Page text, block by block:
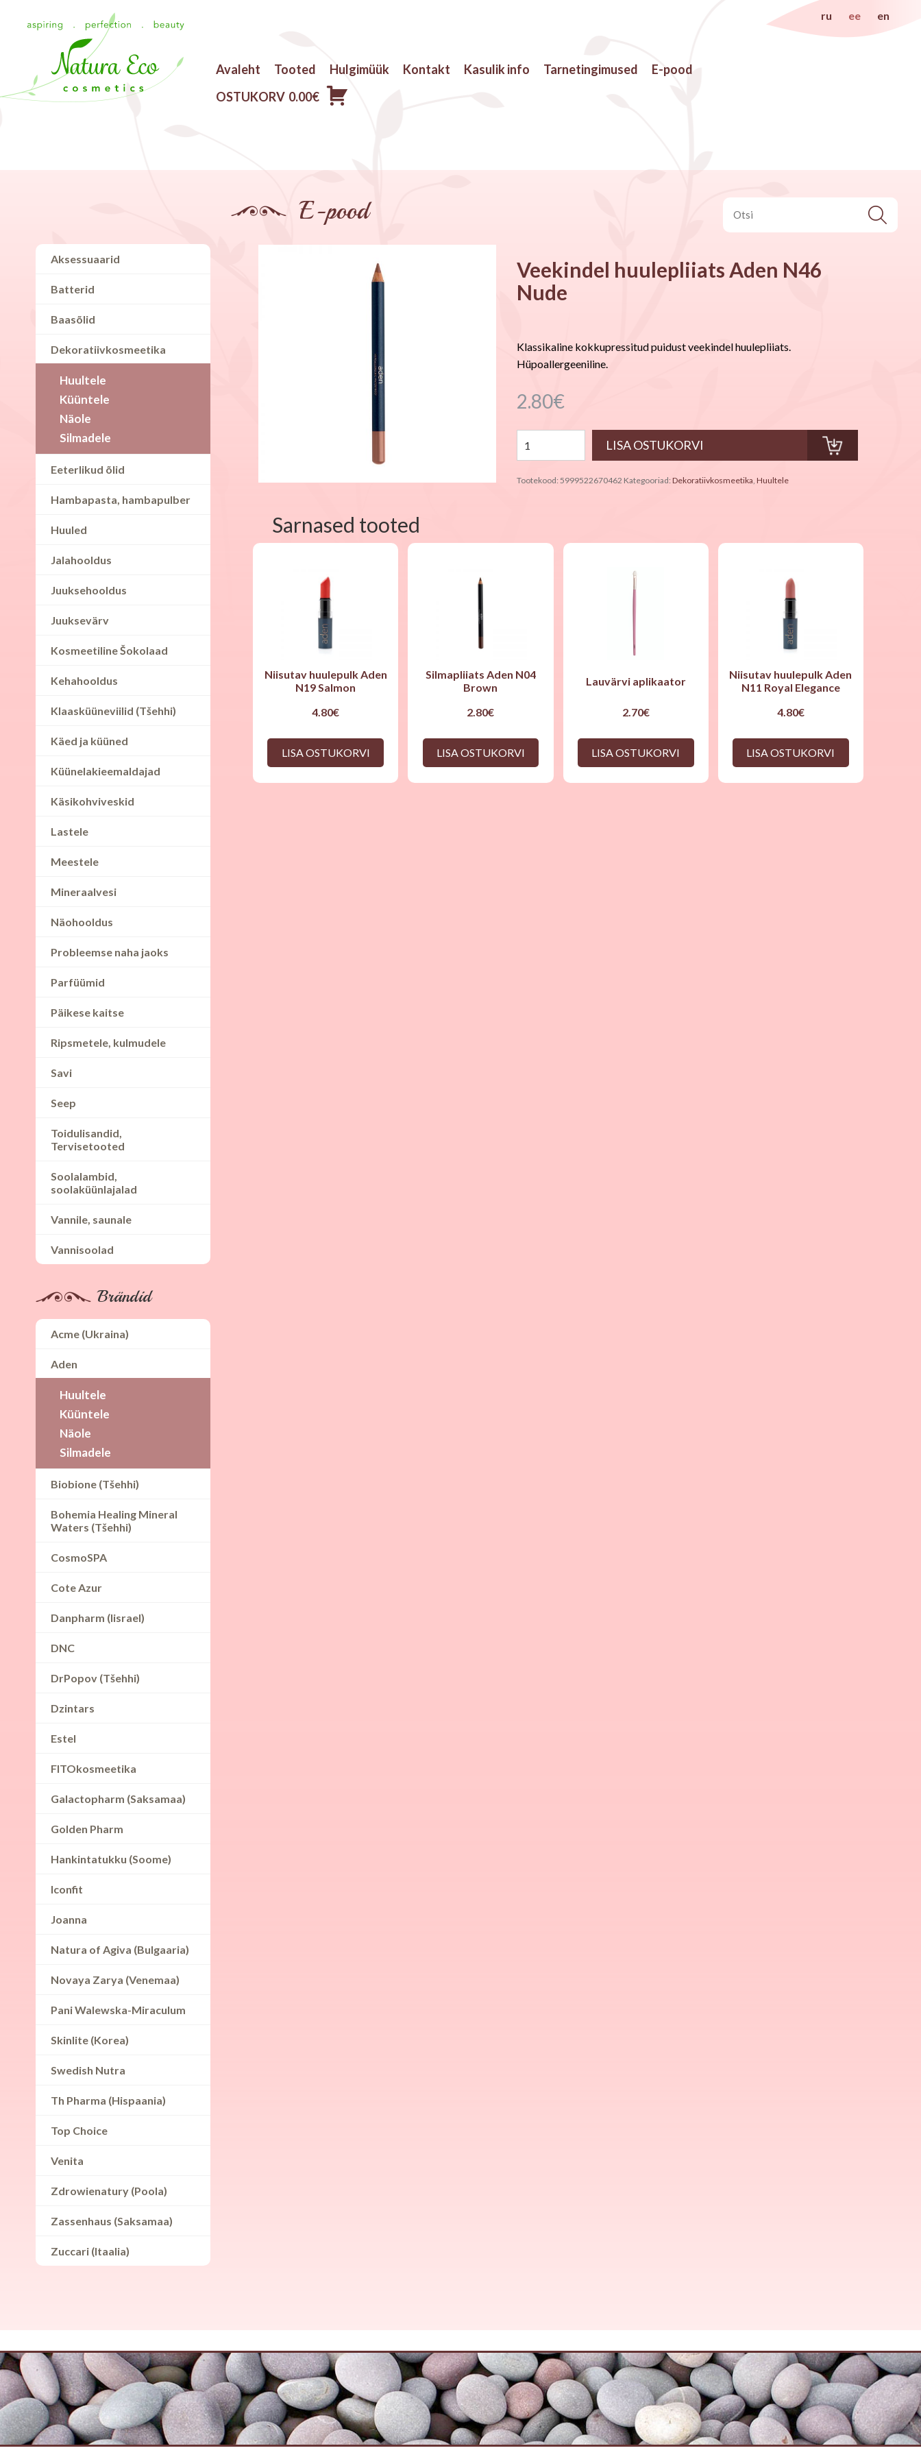
ru ee en
Avaleht Tooted Hulgimüük Kontakt Kasulik info Tarnetingimused
E-pood
OSTUKORV 0.00€
Aksessuaarid
Batterid
Baasõlid
Dekoratiivkosmeetika
Huultele
Küüntele
Näole
Silmadele
Eeterlikud õlid
Hambapasta, hambapulber
Huuled
Jalahooldus
Juuksehooldus
Juuksevärv
Kosmeetiline Šokolaad
Kehahooldus
Klaasküüneviilid (Tšehhi)
Käed ja küüned
Küünelakieemaldajad
Käsikohviveskid
Lastele
Meestele
Mineraalvesi
Näohooldus
Probleemse naha jaoks
Parfüümid
Päikese kaitse
Ripsmetele, kulmudele
Savi
Seep
Toidulisandid,
Tervisetooted
Soolalambid,
soolaküünlajalad
Vannile, saunale
Vannisoolad
Brändid
Acme (Ukraina)
Aden
Huultele
Küüntele
Näole
Silmadele
Biobione (Tšehhi)
Bohemia Healing Mineral
Waters (Tšehhi)
CosmoSPA
Cote Azur
Danpharm (Iisrael)
DNC
DrPopov (Tšehhi)
Dzintars
Estel
FITOkosmeetika
Galactopharm (Saksamaa)
Golden Pharm
Hankintatukku (Soome)
Iconfit
Joanna
Natura of Agiva (Bulgaaria)
Novaya Zarya (Venemaa)
Pani Walewska-Miraculum
Skinlite (Korea)
Swedish Nutra
Th Pharma (Hispaania)
Top Choice
Venita
Zdrowienatury (Poola)
Zassenhaus (Saksamaa)
Zuccari (Itaalia)
E-pood
Veekindel huulepliiats Aden N46
Nude
Klassikaline kokkupressitud puidust veekindel huulepliiats.
Hüpoallergeeniline.
2.80€
Tootekood: 5999522670462 Kategooriad:Dekoratiivkosmeetika ,Huultele
Sarnased tooted
Niisutav huulepulk Aden
N19 Salmon
4.80€
LISA OSTUKORVI
Silmapliiats Aden N04
Brown
2.80€
LISA OSTUKORVI
Lauvärvi aplikaator
2.70€
LISA OSTUKORVI
Niisutav huulepulk Aden
N11 Royal Elegance
4.80€
LISA OSTUKORVI